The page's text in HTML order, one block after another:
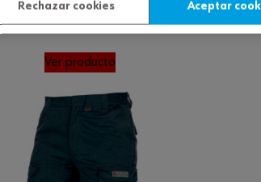
Ver producto
Rechazar cookies Aceptar